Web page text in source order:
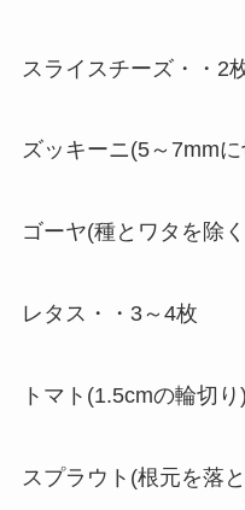
スライスチーズ・・2
ズッキーニ(5～7mm
ゴーヤ(種とワタを除
レタス・・3～4枚
トマト(1.5cmの輪切
スプラウト(根元を落